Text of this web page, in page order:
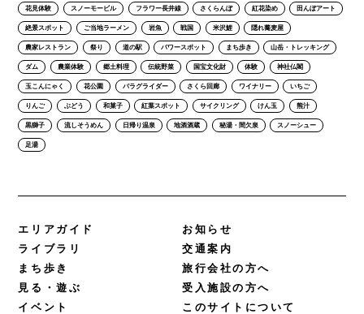
花見体験 スノーモービル フラワー長井線 さくらんぼ 紅花染め 田んぼアート
絶景スポット ご当地ラーメン 岩魚 戦国 米沢鯉 隠れ蕎麦屋
農家レストラン 祭り 道の駅 パワースポット まち歩き 山岳・トレッキング
ダム 農業体験 郷土料理 伝統野菜 国宝文化財 体験 神社仏閣
玉こんにゃく 花公園 パラグライダー さくら回廊 ワイナリー いちご
りんご ぶどう 和菓子 紅葉スポット サイクリング けん玉 熊汁
黒獅子 流しそうめん 日帰り温泉 地酒酒蔵 秘湯・間欠泉 スノーシュー
足湯
エリアガイド
ライブラリ
まち歩き
見る・遊ぶ
イベント
お知らせ
交通案内
旅行会社の方へ
受入施設の方へ
このサイトについて